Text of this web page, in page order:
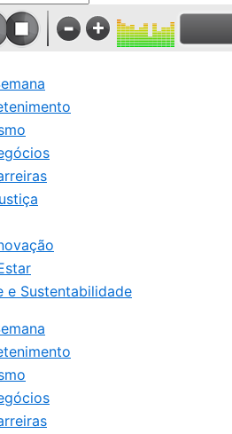
e Sustentabilidade